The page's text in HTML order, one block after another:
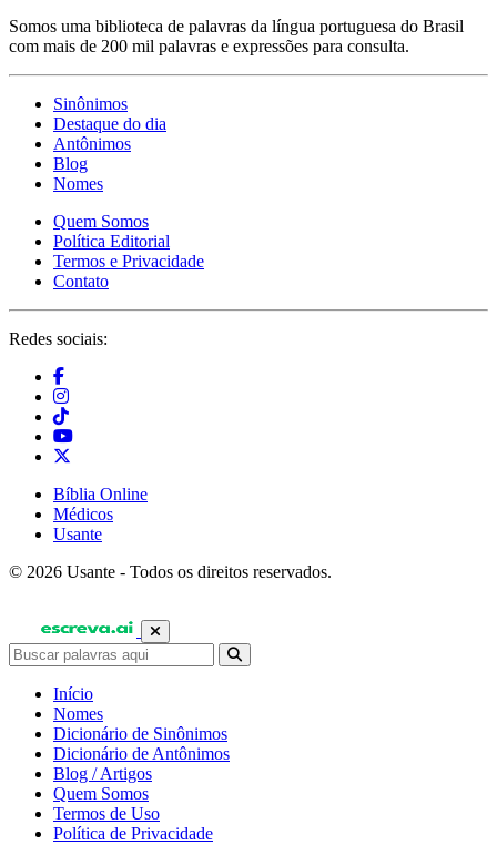
Somos uma biblioteca de palavras da língua portuguesa do Brasil
com mais de 200 mil palavras e expressões para consulta.
Sinônimos
Destaque do dia
Antônimos
Blog
Nomes
Quem Somos
Política Editorial
Termos e Privacidade
Contato
Redes sociais:
Bíblia Online
Médicos
Usante
© 2026 Usante - Todos os direitos reservados.
Início
Nomes
Dicionário de Sinônimos
Dicionário de Antônimos
Blog / Artigos
Quem Somos
Termos de Uso
Política de Privacidade